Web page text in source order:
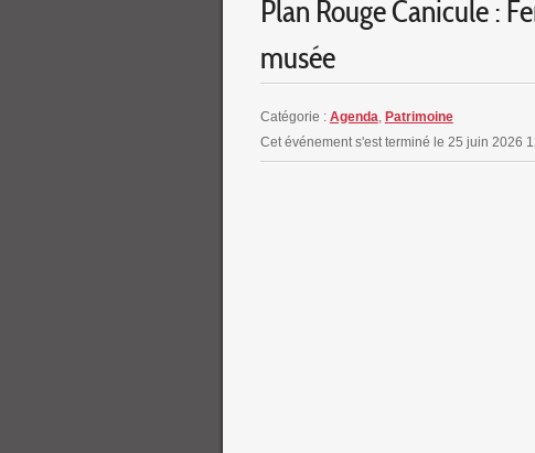
Plan Rouge Canicule :
musée
Catégorie : Agenda Patrimoine
Cet événement s'est terminé le 25 juin 2026